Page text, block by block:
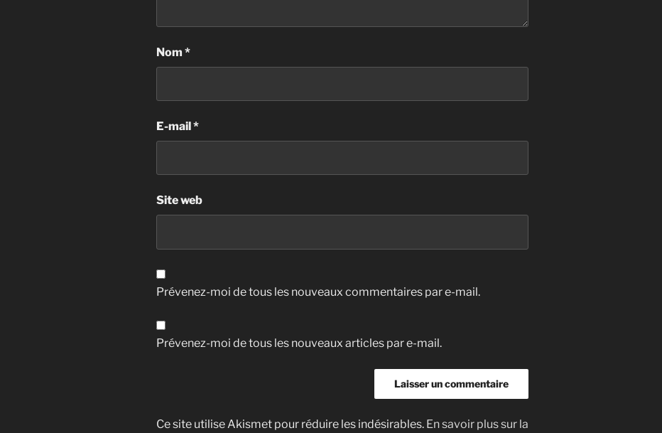
Nom *
E-mail*
Site web
Prévenez-moi de tous les nouveaux commentaires par e-mail.
Prévenez-moi de tous les nouveaux articles par e-mail.
Ce site utilise Akismet pour réduire les indésirables. En savoir plus sur la